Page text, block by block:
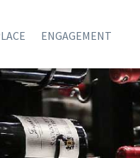
ENGAGEMENT